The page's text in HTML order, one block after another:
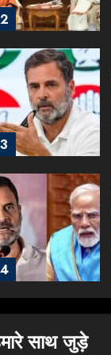
2
3
4
साथ जुड़े